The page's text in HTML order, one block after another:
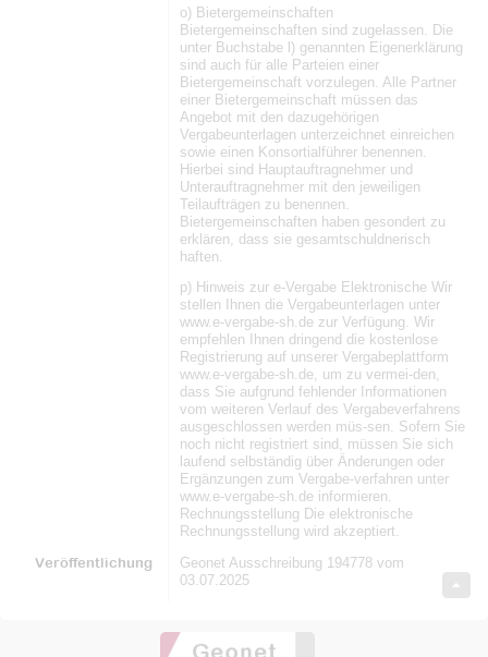
o) Bietergemeinschaften
Bietergemeinschaften sind zugelassen. Die
unter Buchstabe l) genannten Eigenerklärung
sind auch für alle Parteien einer
Bietergemeinschaft vorzulegen. Alle Partner
einer Bietergemeinschaft müssen das
Angebot mit den dazugehörigen
Vergabeunterlagen unterzeichnet einreichen
sowie einen Konsortialführer benennen.
Hierbei sind Hauptauftragnehmer und
Unterauftragnehmer mit den jeweiligen
Teilaufträgen zu benennen.
Bietergemeinschaften haben gesondert zu
erklären, dass sie gesamtschuldnerisch
haften.
p) Hinweis zur e-Vergabe Elektronische Wir
stellen Ihnen die Vergabeunterlagen unter
www.e-vergabe-sh.de zur Verfügung. Wir
empfehlen Ihnen dringend die kostenlose
Registrierung auf unserer Vergabeplattform
www.e-vergabe-sh.de, um zu vermei-den,
dass Sie aufgrund fehlender Informationen
vom weiteren Verlauf des Vergabeverfahrens
ausgeschlossen werden müs-sen. Sofern Sie
noch nicht registriert sind, müssen Sie sich
laufend selbständig über Änderungen oder
Ergänzungen zum Vergabe-verfahren unter
www.e-vergabe-sh.de informieren.
Rechnungsstellung Die elektronische
Rechnungsstellung wird akzeptiert.
Veröffentlichung
Geonet Ausschreibung 194778 vom
03.07.2025